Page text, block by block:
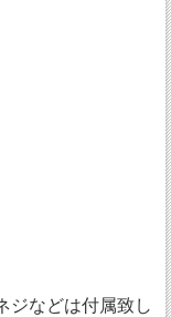
ジなどは付属致し